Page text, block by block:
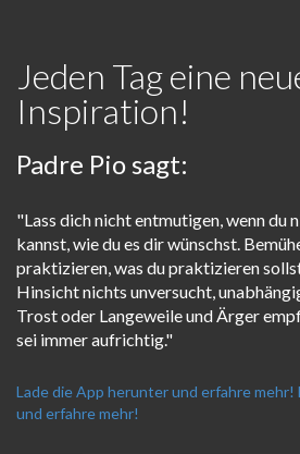
Jeden Tag eine
Inspiration!
Padre Pio sagt:
"Lass dich nicht entmutigen, wenn du
kannst, wie du es dir wünschst.
praktizieren, was du praktizieren
Hinsicht nichts unversucht,
Trost oder Langeweile und Ärger
sei immer aufrichtig."
Lade die App herunter und erfahre mehr!
und erfahre mehr!